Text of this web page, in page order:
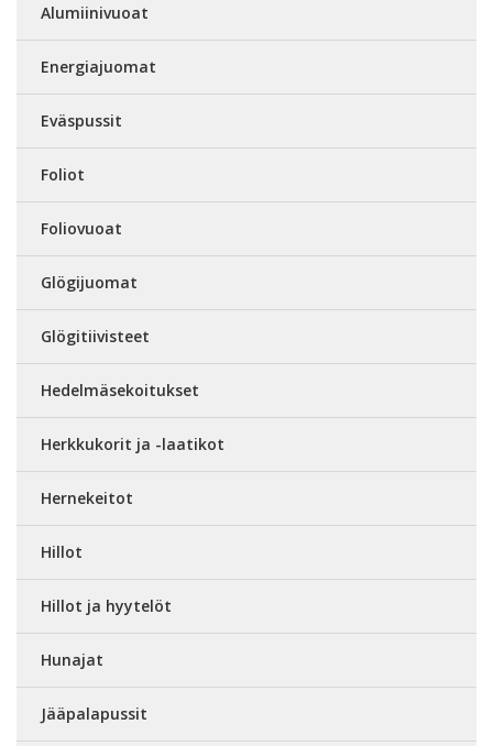
Alumiinivuoat
Energiajuomat
Eväspussit
Foliot
Foliovuoat
Glögijuomat
Glögitiivisteet
Hedelmäsekoitukset
Herkkukorit ja -laatikot
Hernekeitot
Hillot
Hillot ja hyytelöt
Hunajat
Jääpalapussit